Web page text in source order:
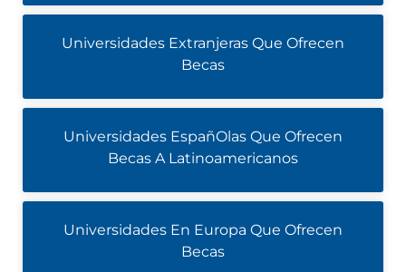
Universidades Extranjeras Que Ofrecen
Becas
Universidades EspañOlas Que Ofrecen
Becas A Latinoamericanos
Universidades En Europa Que Ofrecen
Becas